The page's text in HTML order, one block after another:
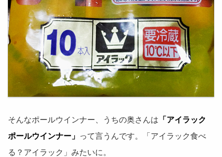
そんなポールウインナー、うちの奥さんは 「アイラック
ポールウインナー」 って言うんです。「アイラック食べ
る？アイラック」みたいに。